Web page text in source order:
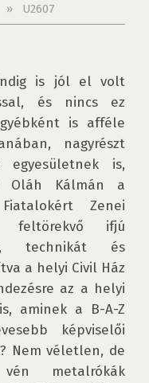
» U2607
is jól el volt
és nincs ez
is afféle
nagyrészt
is,
Oláh Kálmán a
Zenei
feltörekvő ifjú
technikát és
a helyi Civil Ház
az a helyi
aminek a B-A-Z
képviselői
Nem véletlen, de
metalrókák